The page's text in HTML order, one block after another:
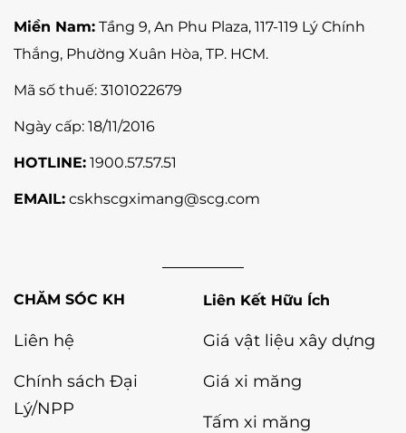
Miền Nam: Tầng 9, An Phu Plaza, 117-119 Lý Chính
Thắng, Phường Xuân Hòa, TP. HCM.
Mã số thuế: 3101022679
Ngày cấp: 18/11/2016
HOTLINE: 1900.57.57.51
EMAIL: cskhscgximang@scg.com
Liên hệ
Chính sách Đại
Lý/NPP
Liên Kết Hữu Ích
Giá vật liệu xây dựng
Giá xi măng
Tấm xi măng